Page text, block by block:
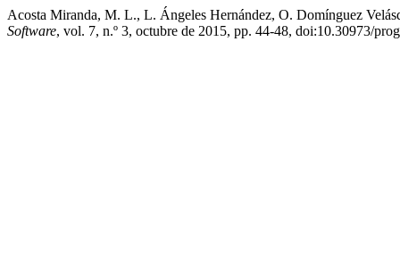
Acosta Miranda, M. L., L. Ángeles Hernández, O. Domínguez
Software, vol. 7, n.º 3, octubre de 2015, pp. 44-48, doi:10.30973/